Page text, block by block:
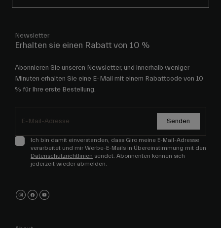
Newsletter
Erhalten sie einen Rabatt von 10 %
Abonnieren Sie unseren Newsletter, und innerhalb weniger
Minuten erhalten Sie eine E-Mail mit einem Rabattcode von 10
% für Ihre erste Bestellung.
Senden
Ich bin damit einverstanden, dass Giro meine E-Mail-Adresse
verarbeitet und mir Werbe-E-Mails in Übereinstimmung mit den
Datenschutzrichtlinien sendet. Abonnenten können sich
jederzeit wieder abmelden.